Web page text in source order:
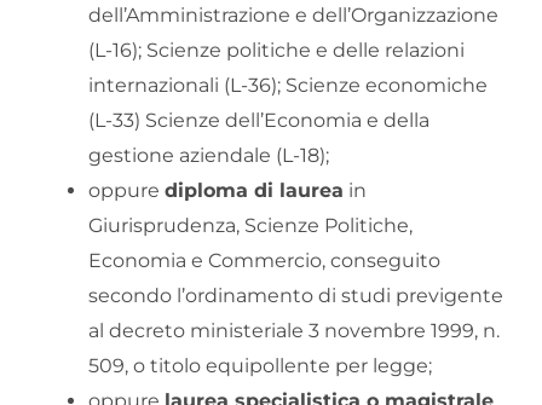
dell’Amministrazione e dell’Organizzazione
(L-16); Scienze politiche e delle relazioni
internazionali (L-36); Scienze economiche
(L-33) Scienze dell’Economia e della
gestione aziendale (L-18);
oppure diploma di laurea in
Giurisprudenza, Scienze Politiche,
Economia e Commercio, conseguito
secondo l’ordinamento di studi previgente
al decreto ministeriale 3 novembre 1999, n.
509, o titolo equipollente per legge;